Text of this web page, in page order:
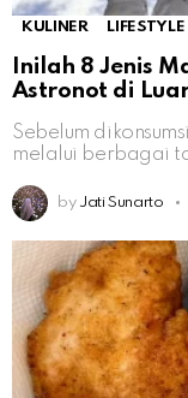
KULINER LIFESTYLE
Inilah 8 Jenis
Astronot di
Sebelum
melalui berbagai
by Jati Sunarto